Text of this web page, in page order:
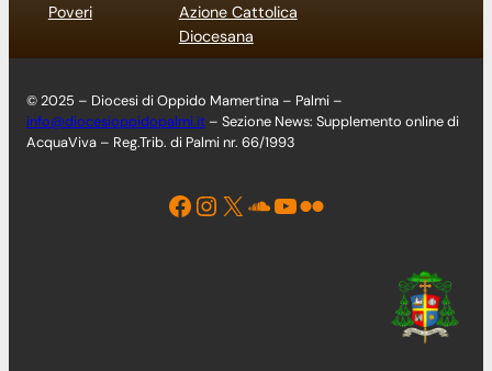
Poveri
Azione Cattolica
Diocesana
© 2025 – Diocesi di Oppido Mamertina – Palmi –
info@diocesioppidopalmi.it – Sezione News: Supplemento online di
AcquaViva – Reg.Trib. di Palmi nr. 66/1993
Facebook Instagram X Soundcloud YouTube Flickr